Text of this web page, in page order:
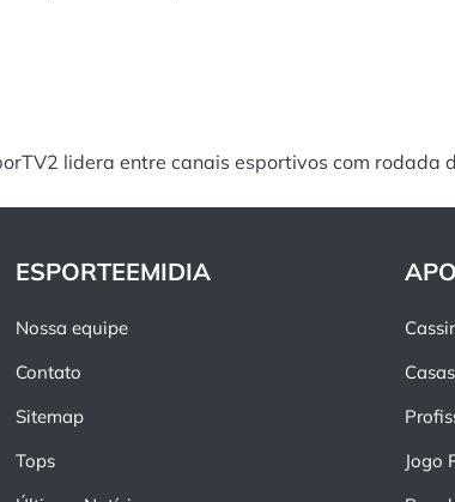
lidera entre canais esportivos com rodada
ESPORTEEMIDIA
Nossa equipe
Contato
Sitemap
Tops
Jogo